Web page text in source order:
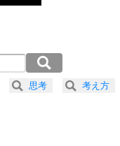
優しさで表現する。
思考 考え方